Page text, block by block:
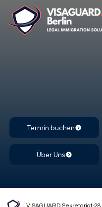
Termin buchen
Über Uns
VISAGUARD Sekretariat